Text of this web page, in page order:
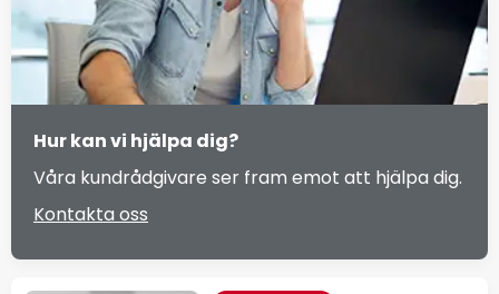
Hur kan vi hjälpa dig?
Våra kundrådgivare ser fram emot att hjälpa dig.
Kontakta oss